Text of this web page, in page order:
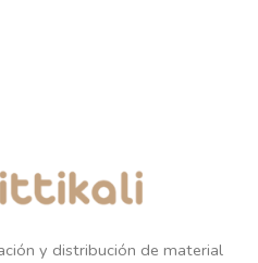
y distribución de material